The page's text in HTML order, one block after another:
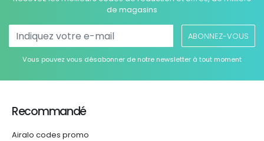
de magasins
ABONNEZ-VOUS
Vous pouvez vous désabonner de notre newsletter à tout moment
Recommandé
Airalo codes promo